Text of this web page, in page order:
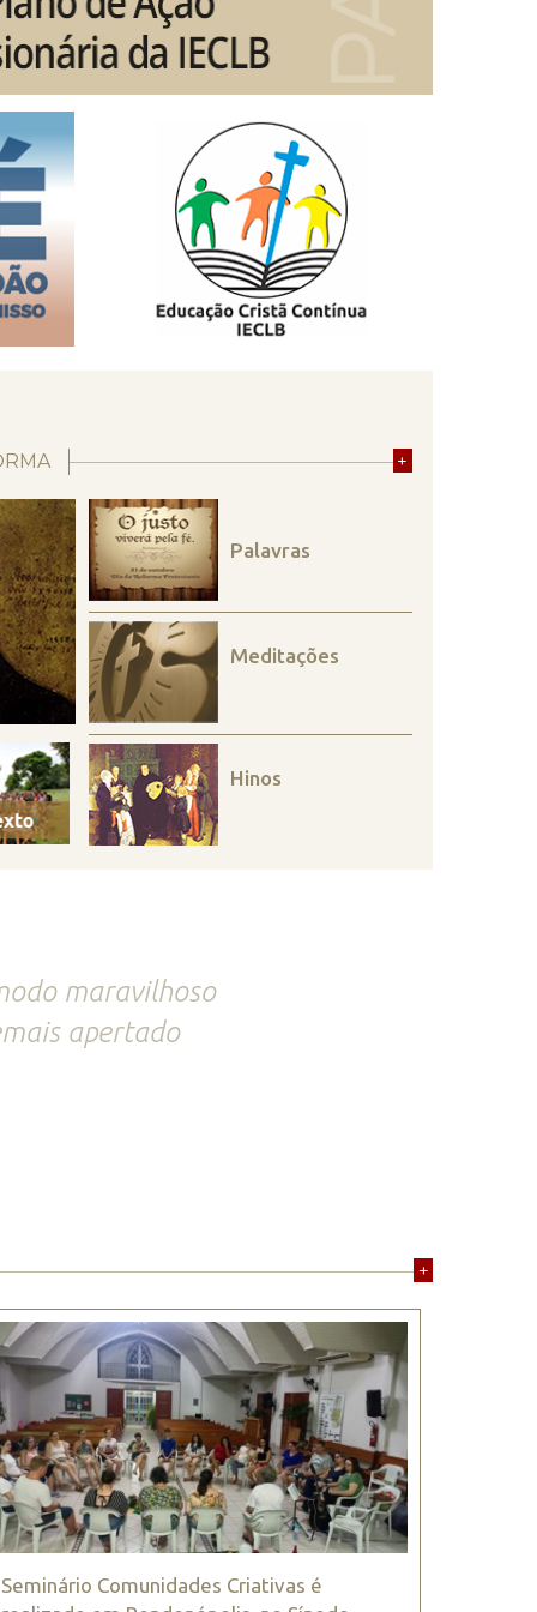
+
Palavras
Meditações
Hinos
maravilhoso
apertado
+
Seminário Comunidades Criativas é